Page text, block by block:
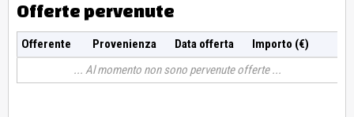
Offerte pervenute
Offerente Provenienza Data offerta
Importo (€)
Al momento non sono pervenute offerte